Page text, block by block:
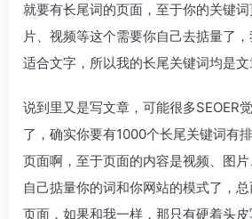
就要有长尾词的页面，至于你的关键
片、视频等这个需要你自己去掂量了
适合文字，所以我的长尾关键词均是文
说到里又是写文章，可能很多SEOER
了，确实你要有1000个长尾关键词有
页面啊，至于页面的内容是视频、图
自己掂量你的词和你网站的模式了，
页面，如果和我一样，那只有硬着头